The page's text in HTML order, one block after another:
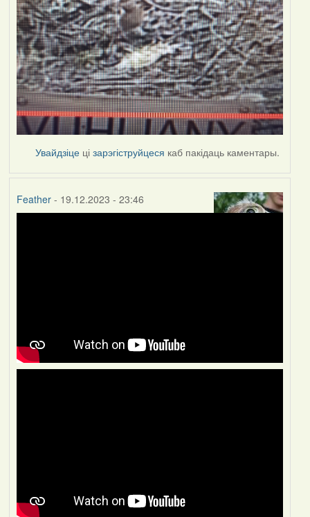
Увайдзіце цізарэгіструйцеся каб пакідаць каментары.
Feather- 19.12.2023 - 23:46